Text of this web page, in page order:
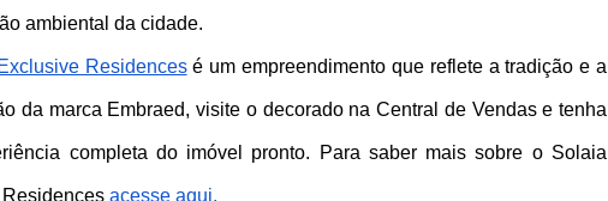
ambiental da cidade.
Residences é um empreendimento que reflete a tradição e a
da marca Embraed, visite o decorado na Central de Vendas e tenha
completa do imóvel pronto. Para saber mais sobre o Solaia
acesse aqui.